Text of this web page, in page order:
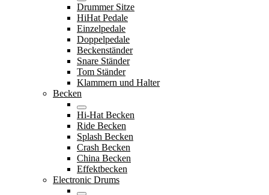
Drummer Sitze
HiHat Pedale
Einzelpedale
Doppelpedale
Beckenständer
Snare Ständer
Tom Ständer
Klammern und Halter
Becken
Hi-Hat Becken
Ride Becken
Splash Becken
Crash Becken
China Becken
Effektbecken
Electronic Drums